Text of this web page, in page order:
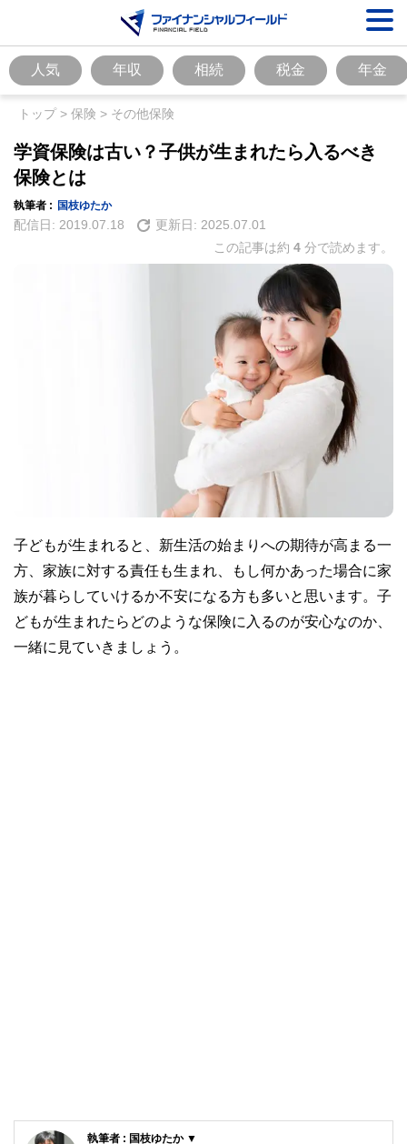
人気 年収 相続 税金 年金
トップ> 保険 > その他保険
学資保険は古い？子供が生まれたら入るべき
保険とは
執筆者 : 国枝ゆたか
配信日: 2019.07.18 更新日: 2025.07.01
この記事は約 4 分で読めます。
子どもが生まれると、新生活の始まりへの期待が高まる一
方、家族に対する責任も生まれ、もし何かあった場合に家
族が暮らしていけるか不安になる方も多いと思います。子
どもが生まれたらどのような保険に入るのが安心なのか、
一緒に見ていきましょう。
執筆者 : 国枝ゆたか ▼